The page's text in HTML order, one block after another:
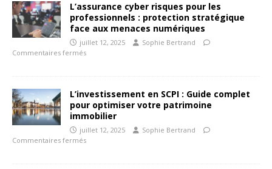
L’assurance cyber risques pour les
professionnels : protection stratégique
face aux menaces numériques
juillet 12, 2025
Sophie Bertrand
Commentaires fermés
L’investissement en SCPI : Guide complet
pour optimiser votre patrimoine
immobilier
juillet 12, 2025
Sophie Bertrand
Commentaires fermés